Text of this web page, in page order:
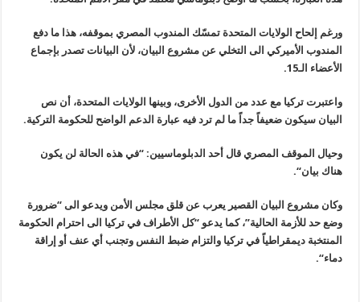
ورغم إلحاح الولايات المتحدة تمسّك المندوب المصري بموقفه، هذا ما دفع
المندوب الأميركي الى التخلي عن مشروع البيان، لأن البيانات تصدر بإجماع
الأعضاء الـ15
.
واعتبرت تركيا مع عدد من الدول الأخرى، وبينها الولايات المتحدة، أن نص
البيان سيكون ضعيفاً جداً ما لم ترد فيه عبارة الدعم الواضح للحكومة التركية.
وحيال الموقف المصري قال أحد الدبلوماسيين: “في هذه الحالة لن يكون
هناك بيان“.
وكان مشروع البيان القصير يعرب عن قلق مجلس الأمن ويدعو الى “ضرورة
وضع حد للأزمة الحالية”، كما يدعو “كل الأطراف في تركيا الى احترام الحكومة
المنتخبة ديمقراطياً في تركيا والتزام ضبط النفس وتجنب أي عنف أو إراقة
دماء“.